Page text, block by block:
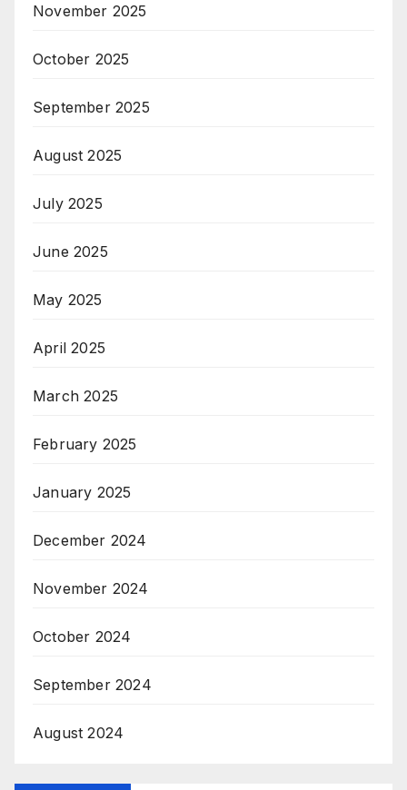
November 2025
October 2025
September 2025
August 2025
July 2025
June 2025
May 2025
April 2025
March 2025
February 2025
January 2025
December 2024
November 2024
October 2024
September 2024
August 2024